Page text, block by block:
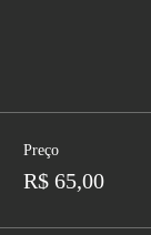
Preço
R$ 65,00